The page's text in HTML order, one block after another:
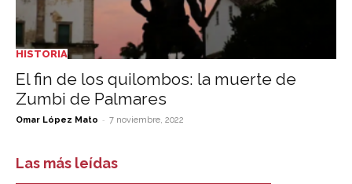
HISTORIA
El fin de los quilombos: la muerte de
Zumbi de Palmares
Omar López Mato - 7 noviembre, 2022
Las más leídas